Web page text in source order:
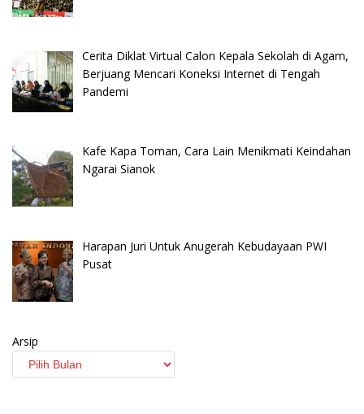
Cerita Diklat Virtual Calon Kepala Sekolah di Agam,
Berjuang Mencari Koneksi Internet di Tengah
Pandemi
Kafe Kapa Toman, Cara Lain Menikmati Keindahan
Ngarai Sianok
Harapan Juri Untuk Anugerah Kebudayaan PWI
Pusat
Arsip